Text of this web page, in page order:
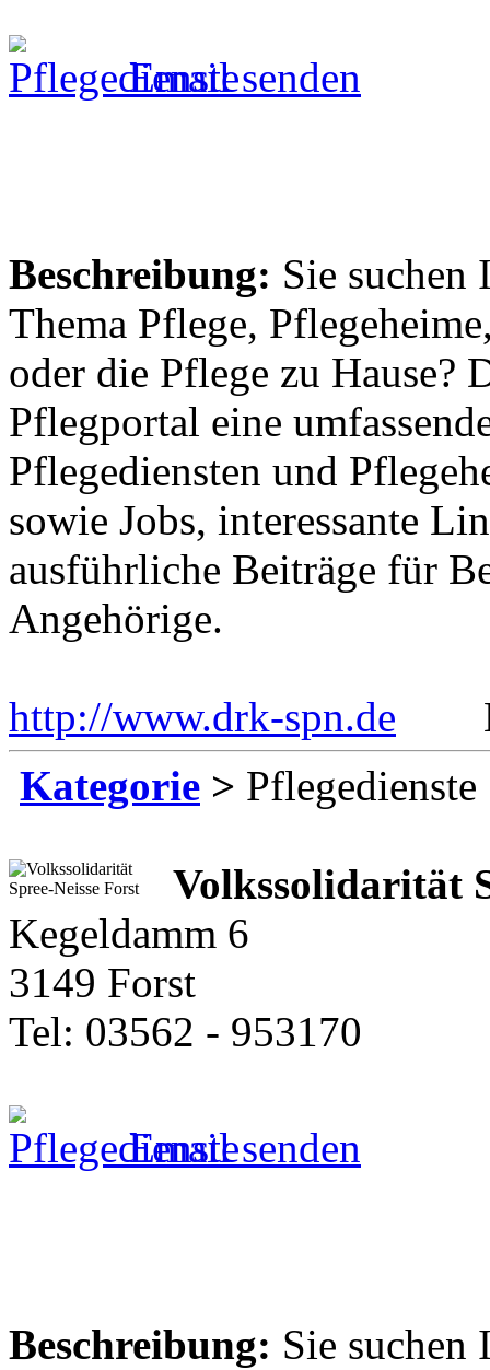
Email senden
Beschreibung: Sie suchen
Thema Pflege,
oder die Pflege zu Hause?
Pflegportal eine
Pflegediensten und
sowie Jobs, interessante
ausführliche Beiträge für
Angehörige.
http://www.drk-spn.de
Kategorie > Pflegedienste
Volkssolidarität
Kegeldamm 6
3149 Forst
Tel: 03562 - 953170
Email senden
Beschreibung: Sie suchen